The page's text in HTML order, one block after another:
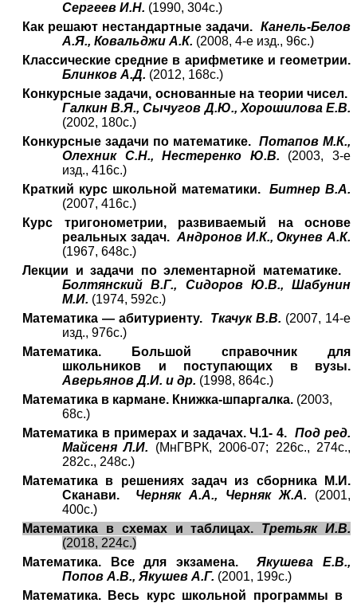
Сергеев И.Н. (1990, 304с.)
Как решают нестандартные задачи. Канель-Белов
А.Я., Ковальджи А.К. (2008, 4-е изд., 96с.)
Классические средние в арифметике и геометрии.
Блинков А.Д. (2012, 168с.)
Конкурсные задачи, основанные на теории чисел.
Галкин В.Я., Сычугов Д.Ю., Хорошилова Е.В.
(2002, 180с.)
Конкурсные задачи по математике. Потапов М.К.,
Олехник С.Н., Нестеренко Ю.В. (2003, 3-е
изд., 416с.)
Краткий курс школьной математики.Битнер В.А.
(2007, 416с.)
Курс тригонометрии, развиваемый на основе
реальных задач. Андронов И.К., Окунев А.К.
(1967, 648с.)
Лекции и задачи по элементарной математике.
Болтянский В.Г., Сидоров Ю.В., Шабунин
М.И. (1974, 592с.)
Математика — абитуриенту.
Ткачук В.В. (2007, 14-е
изд., 976с.)
Математика. Большой справочник для
школьников и поступающих в вузы.
Аверьянов Д.И. и др. (1998, 864с.)
Математика в кармане. Книжка-шпаргалка. (2003,
68с.)
Математика в примерах и задачах. Ч.1- 4.Под ред.
Майсеня Л.И. (МнГВРК, 2006-07; 226с., 274с.,
282с., 248с.)
Математика в решениях задач из сборника М.И.
Сканави. Черняк А.А., Черняк Ж.А. (2001,
400с.)
Математика в схемах и таблицах. Третьяк И.В.
(2018, 224с.)
Математика. Все для экзамена.Якушева Е.В.,
Попов А.В., Якушев А.Г. (2001, 199с.)
Математика. Весь курс школьной программы в